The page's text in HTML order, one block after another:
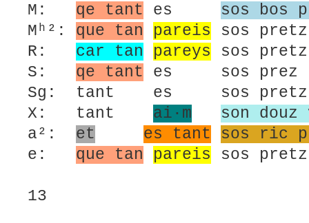
M: qe tant es sos bos
Mʰ²: que tan pareis sos
R: car tan pareys sos
S: qe tant es sos
Sg: tant es sos
X: tant ai·m
son
a²: et es tant
sos ric
e: que tan pareis sos
13